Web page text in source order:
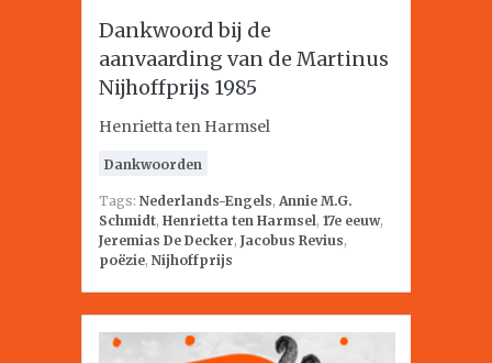
Dankwoord bij de
aanvaarding van de Martinus
Nijhoffprijs 1985
Henrietta ten Harmsel
Dankwoorden
Tags: Nederlands-Engels, Annie M.G.
Schmidt, Henrietta ten Harmsel, 17e eeuw,
Jeremias De Decker, Jacobus Revius,
poëzie, Nijhoffprijs